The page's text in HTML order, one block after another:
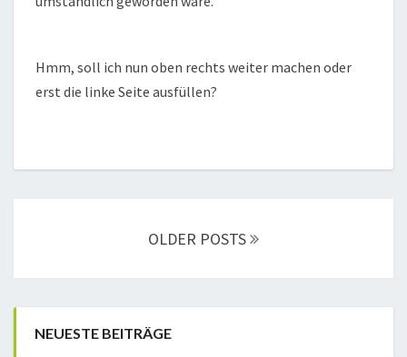
Hmm, soll ich nun oben rechts weiter machen oder
erst die linke Seite ausfüllen?
OLDER POSTS
NEUESTE BEITRÄGE